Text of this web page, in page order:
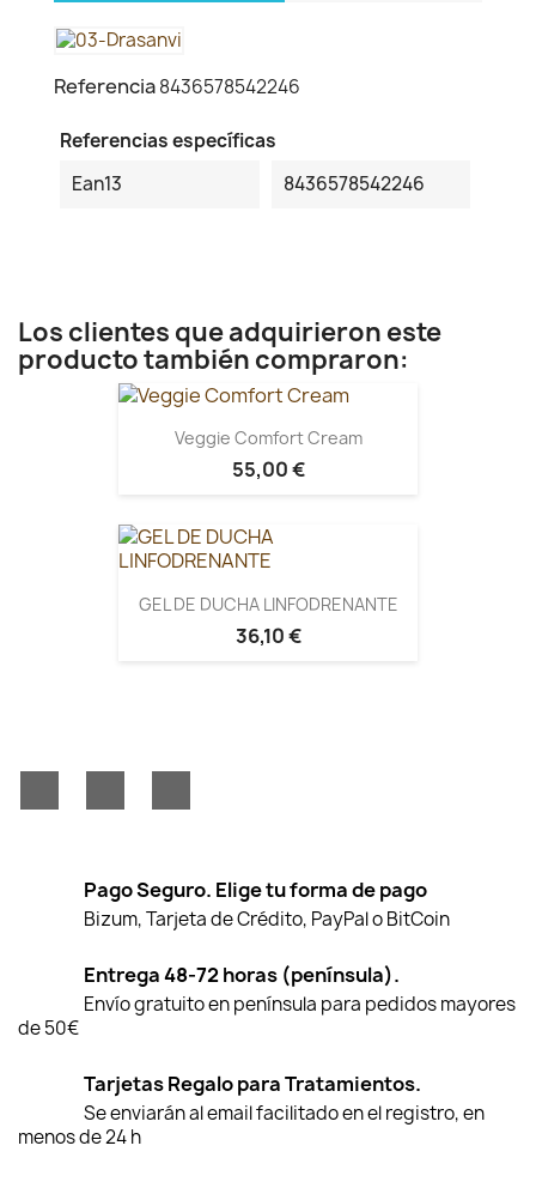
Referencia8436578542246
Referencias específicas
Ean13
8436578542246
Los clientes que adquirieron este
producto también compraron:
Veggie Comfort Cream
55,00 €
GEL DE DUCHA LINFODRENANTE
36,10 €
Pago Seguro. Elige tu forma de pago
Bizum, Tarjeta de Crédito, PayPal o BitCoin
Entrega 48-72 horas (península).
Envío gratuito en península para pedidos mayores
de 50€
Tarjetas Regalo para Tratamientos.
Se enviarán al email facilitado en el registro, en
menos de 24 h